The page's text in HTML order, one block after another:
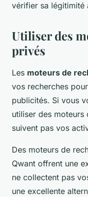
vérifier sa légitimité
Utiliser des
privés
Les moteurs de
vos recherches
publicités. Si vous
utiliser des moteurs
suivent pas vos
Des moteurs de
Qwant offrent une
ne collectent pas
une excellente